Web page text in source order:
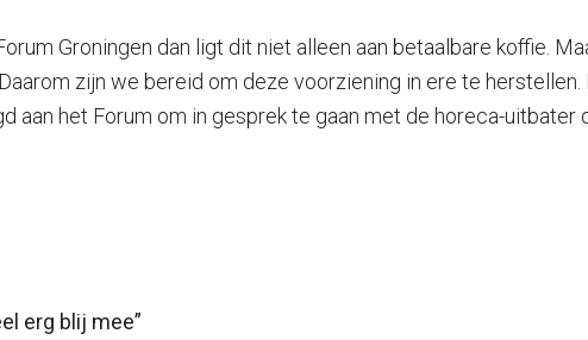
Groningen dan ligt dit niet alleen aan betaalbare koffie.
zijn we bereid om deze voorziening in ere te
aan het Forum om in gesprek te gaan met de horeca-uitbater
erg blij mee”